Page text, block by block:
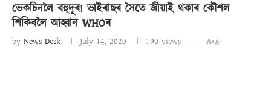
ভেকচিনলৈ বহুদূৰ! ভাইৰাছৰ সৈতে জীয়াই থকাৰ কৌশল
শিকিবলৈ আহ্বান WHOৰ
by News Desk July 14, 2020 190 views A+A-